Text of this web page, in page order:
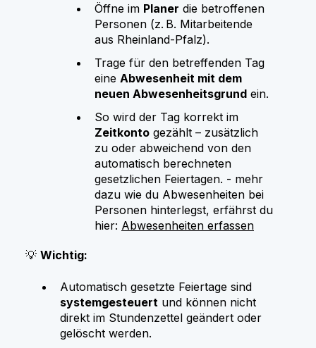
Öffne im Planer die betroffenen
Personen (z. B. Mitarbeitende
aus Rheinland-Pfalz).
Trage für den betreffenden Tag
eine Abwesenheit mit dem
neuen Abwesenheitsgrund ein.
So wird der Tag korrekt im
Zeitkonto gezählt – zusätzlich
zu oder abweichend von den
automatisch berechneten
gesetzlichen Feiertagen. - mehr
dazu wie du Abwesenheiten bei
Personen hinterlegst, erfährst du
hier: Abwesenheiten erfassen
💡 Wichtig:
Automatisch gesetzte Feiertage sind
systemgesteuert und können nicht
direkt im Stundenzettel geändert oder
gelöscht werden.